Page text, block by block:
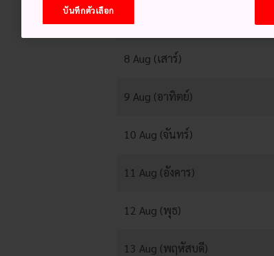
8 Aug (เสาร์)
9 Aug (อาทิตย์)
10 Aug (จันทร์)
11 Aug (อังคาร)
12 Aug (พุธ)
13 Aug (พฤหัสบดี)
บันทึกตัวเลือก